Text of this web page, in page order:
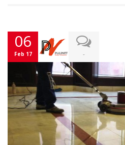
06
Feb 17 -